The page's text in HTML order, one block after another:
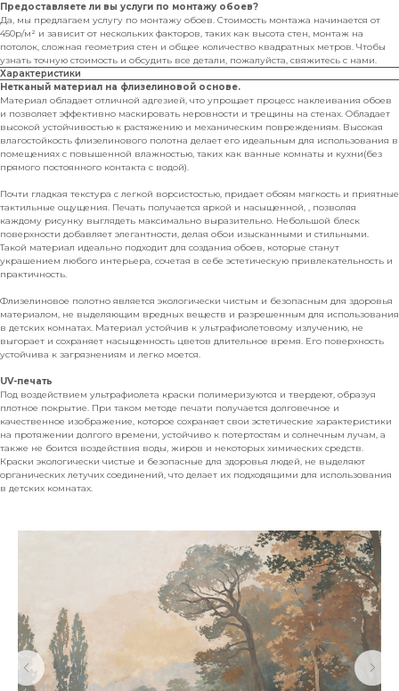
Предоставляете ли вы услуги по монтажу обоев?
Да, мы предлагаем услугу по монтажу обоев. Стоимость монтажа начинается от
450р/м² и зависит от нескольких факторов, таких как высота стен, монтаж на
потолок, сложная геометрия стен и общее количество квадратных метров. Чтобы
узнать точную стоимость и обсудить все детали, пожалуйста, свяжитесь с нами.
Характеристики
Нетканый материал на флизелиновой основе.
Материал обладает отличной адгезией, что упрощает процесс наклеивания обоев
и позволяет эффективно маскировать неровности и трещины на стенах. Обладает
высокой устойчивостью к растяжению и механическим повреждениям. Высокая
влагостойкость флизелинового полотна делает его идеальным для использования в
помещениях с повышенной влажностью, таких как ванные комнаты и кухни(без
прямого постоянного контакта с водой).
Почти гладкая текстура с легкой ворсистостью, придает обоям мягкость и приятные
тактильные ощущения. Печать получается яркой и насыщенной, , позволяя
каждому рисунку выглядеть максимально выразительно. Небольшой блеск
поверхности добавляет элегантности, делая обои изысканными и стильными.
Такой материал идеально подходит для создания обоев, которые станут
украшением любого интерьера, сочетая в себе эстетическую привлекательность и
практичность.
Флизелиновое полотно является экологически чистым и безопасным для здоровья
материалом, не выделяющим вредных веществ и разрешенным для использования
в детских комнатах. Материал устойчив к ультрафиолетовому излучению, не
выгорает и сохраняет насыщенность цветов длительное время. Его поверхность
устойчива к загрязнениям и легко моется.
UV-печать
Под воздействием ультрафиолета краски полимеризуются и твердеют, образуя
плотное покрытие. При таком методе печати получается долговечное и
качественное изображение, которое сохраняет свои эстетические характеристики
на протяжении долгого времени, устойчиво к потертостям и солнечным лучам, а
также не боится воздействия воды, жиров и некоторых химических средств.
Краски экологически чистые и безопасные для здоровья людей, не выделяют
органических летучих соединений, что делает их подходящими для использования
в детских комнатах.